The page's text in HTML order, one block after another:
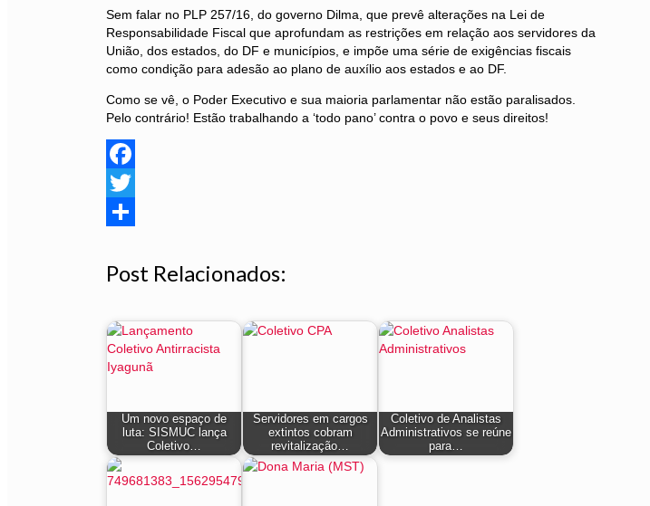
Sem falar no PLP 257/16, do governo Dilma, que prevê alterações na Lei de
Responsabilidade Fiscal que aprofundam as restrições em relação aos servidores da
União, dos estados, do DF e municípios, e impõe uma série de exigências fiscais
como condição para adesão ao plano de auxílio aos estados e ao DF.
Como se vê, o Poder Executivo e sua maioria parlamentar não estão paralisados.
Pelo contrário! Estão trabalhando a ‘todo pano’ contra o povo e seus direitos!
Facebook
Twitter
Post Relacionados:
Um novo espaço de
luta: SISMUC lança
Coletivo…
Servidores em cargos
extintos cobram
revitalização…
Coletivo de Analistas
Administrativos se reúne
para…